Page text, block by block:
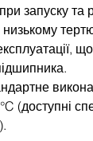
запуску та
(доступні